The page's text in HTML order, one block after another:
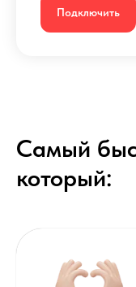
Подключить
Самый
который: